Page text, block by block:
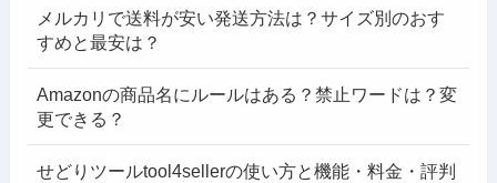
メルカリで送料が安い発送方法は？サイズ別のおす
すめと最安は？
Amazonの商品名にルールはある？禁止ワードは？変
更できる？
せどりツールtool4sellerの使い方と機能・料金・評判